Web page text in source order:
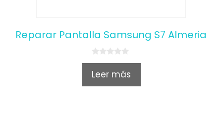
Reparar Pantalla Samsung S7 Almeria
0
u
Leer más